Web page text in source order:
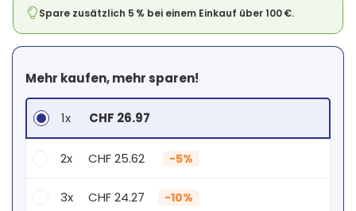
Spare zusätzlich 5 % bei einem Einkauf über 100 €.
Mehr kaufen, mehr sparen!
1x CHF 26.97
2x CHF 25.62 -5%
3x CHF 24.27 -10%